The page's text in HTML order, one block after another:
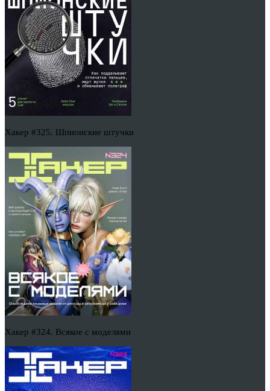
Хакер #325. Шпионские штучки
Хакер #324. Всякое с моделями